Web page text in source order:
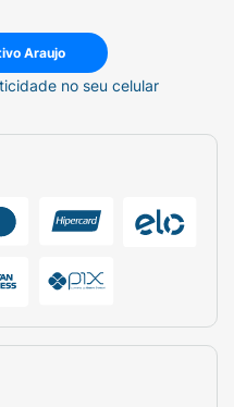
Araujo
no seu celular